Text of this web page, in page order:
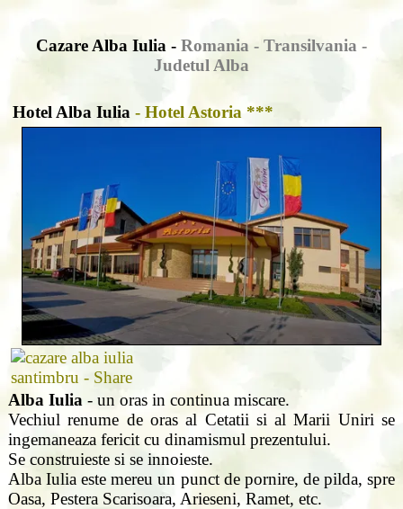
Cazare Alba Iulia - Romania - Transilvania -
Judetul Alba
Hotel Alba Iulia - Hotel Astoria ***
Alba Iulia - un oras in continua miscare.
Vechiul renume de oras al Cetatii si al Marii Uniri se
ingemaneaza fericit cu dinamismul prezentului.
Se construieste si se innoieste.
Alba Iulia este mereu un punct de pornire, de pilda, spre
Oasa, Pestera Scarisoara, Arieseni, Ramet, etc.